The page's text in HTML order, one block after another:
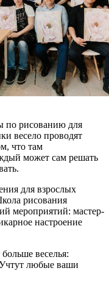
по рисованию для
весело проводят
что там
может сам решать
для взрослых
рисования
мероприятий: мастер-
настроение
веселья:
любые ваши